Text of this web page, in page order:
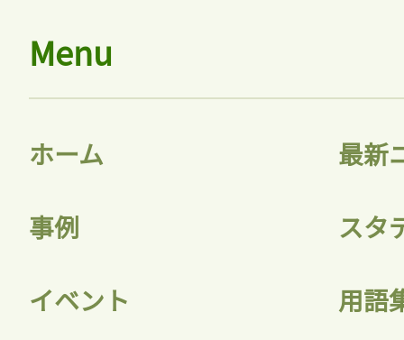
Menu
ホーム 最新
事例 スタ
イベント 用語